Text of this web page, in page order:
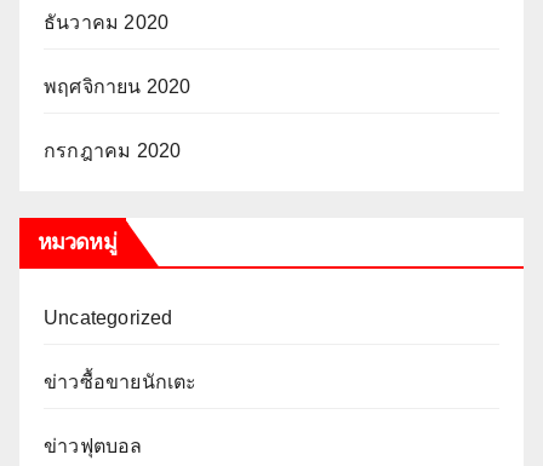
ธันวาคม 2020
พฤศจิกายน 2020
กรกฎาคม 2020
หมวดหมู่
Uncategorized
ข่าวซื้อขายนักเตะ
ข่าวฟุตบอล